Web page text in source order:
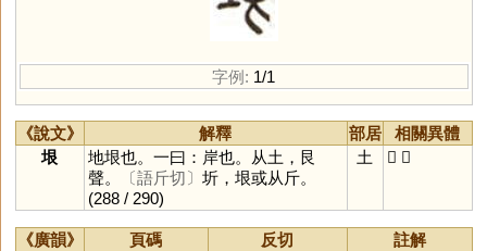
字例: 1/1
《說文》 解釋 部居
相關異體
垠
地垠也。一曰：岸也。从土，艮
聲。
〔語斤切〕 圻，垠或从斤。
(288 / 290)
土 𡋳 圻
《廣韻》 頁碼 反切
註解